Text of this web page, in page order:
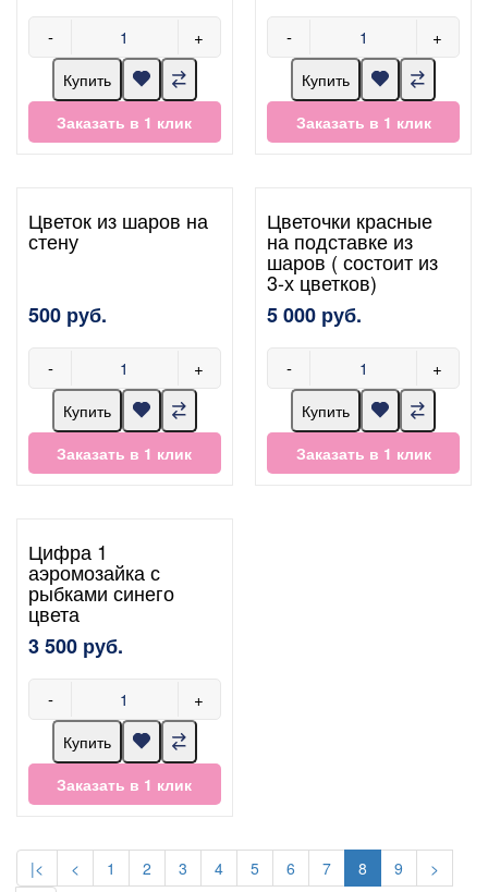
- +
Купить
Заказать в 1 клик
- +
Купить
Заказать в 1 клик
Цветок из шаров на
стену
500 руб.
- +
Купить
Заказать в 1 клик
Цветочки красные
на подставке из
шаров ( состоит из
3-х цветков)
5 000 руб.
- +
Купить
Заказать в 1 клик
Цифра 1
аэромозайка с
рыбками синего
цвета
3 500 руб.
- +
Купить
Заказать в 1 клик
|< < 1 2 3 4 5 6 7 8 9
>